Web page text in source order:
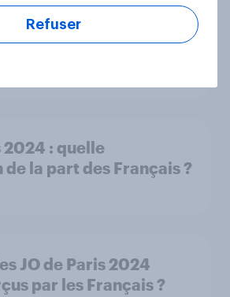
dans le football : le
supporters à travers
2024 : quelle
la part des Français ?
JO de Paris 2024
par les Français ?
Refuser